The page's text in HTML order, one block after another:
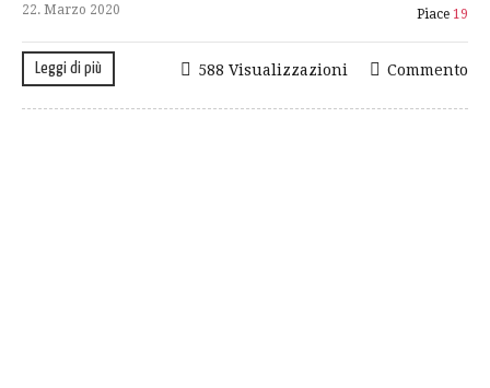
22. Marzo 2020 Piace 19
Leggi di più Commento
588 Visualizzazioni